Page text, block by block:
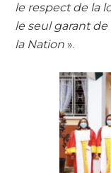
le respect de la
le seul garant
la Nation ».